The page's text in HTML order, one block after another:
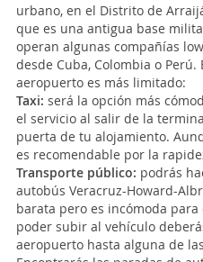
urbano, en el Distrito de
que es una antigua base
operan algunas compañías
desde Cuba, Colombia o
aeropuerto es más limitado:
Taxi: será la opción más
el servicio al salir de la
puerta de tu alojamiento.
es recomendable por la
Transporte público: podrás
autobús Veracruz-Howard-
barata pero es incómoda
poder subir al vehículo
aeropuerto hasta alguna de